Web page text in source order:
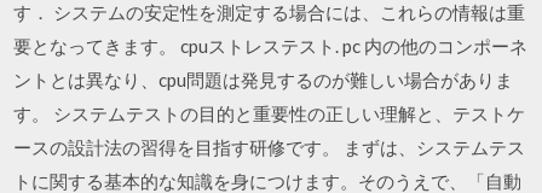
す． システムの安定性を測定する場合には、これらの情報は重
要となってきます。 cpuストレステスト. pc 内の他のコンポーネ
ントとは異なり、cpu問題は発見するのが難しい場合がありま
す。 システムテストの目的と重要性の正しい理解と、テストケ
ースの設計法の習得を目指す研修です。 まずは、システムテス
トに関する基本的な知識を身につけます。そのうえで、「自動